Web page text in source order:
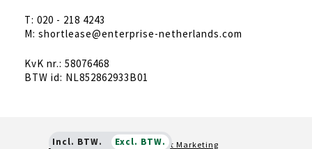
T: 020 - 218 4243
M: shortlease@enterprise-netherlands.com
KvK nr.: 58076468
BTW id: NL852862933B01
Online marketing door Rocket Marketing
Incl. BTW. Excl. BTW.